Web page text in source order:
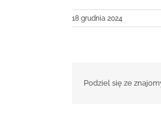
18 grudnia 2024
Podziel się ze